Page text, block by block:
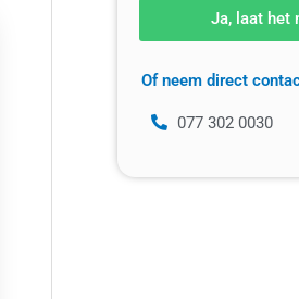
Ja, laat het
Of neem direct
077 302 0030